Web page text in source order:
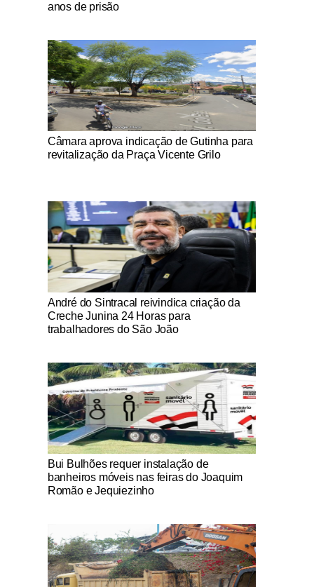
anos de prisão
Notícias Católicas
Câmara aprova indicação de Gutinha para
revitalização da Praça Vicente Grilo
Notícias Católicas
André do Sintracal reivindica criação da
Creche Junina 24 Horas para
trabalhadores do São João
Notícias Católicas
Bui Bulhões requer instalação de
banheiros móveis nas feiras do Joaquim
Romão e Jequiezinho